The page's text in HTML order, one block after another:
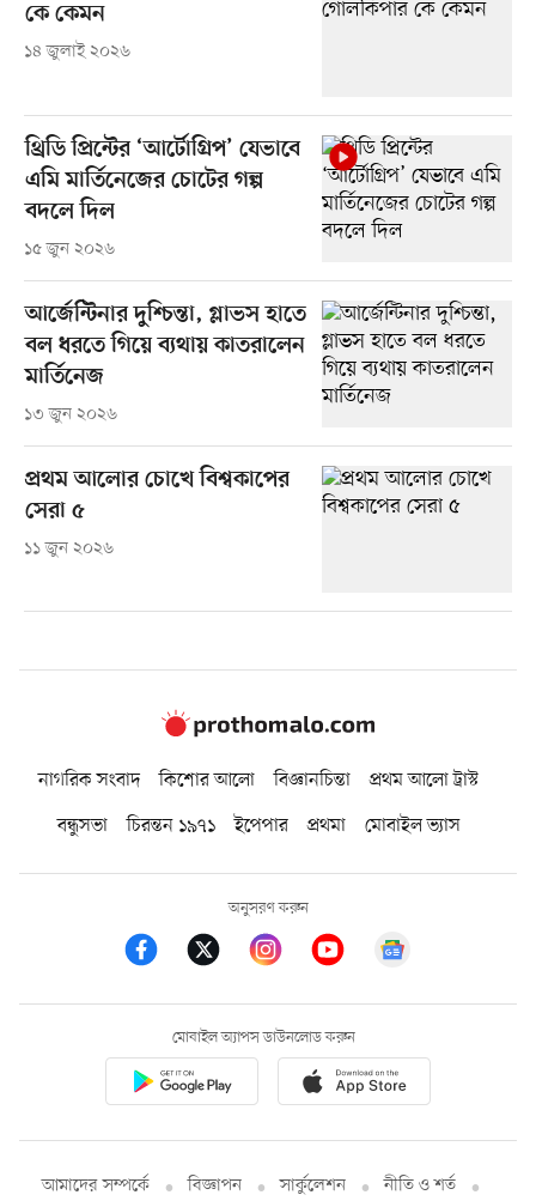
কে কেমন
১৪ জুলাই ২০২৬
থ্রিডি প্রিন্টের ‘আর্টোগ্রিপ’ যেভাবে
এমি মার্তিনেজের চোটের গল্প
বদলে দিল
১৫ জুন ২০২৬
আর্জেন্টিনার দুশ্চিন্তা, গ্লাভস হাতে
বল ধরতে গিয়ে ব্যথায় কাতরালেন
মার্তিনেজ
১৩ জুন ২০২৬
প্রথম আলোর চোখে বিশ্বকাপের
সেরা ৫
১১ জুন ২০২৬
নাগরিক সংবাদ কিশোর আলো বিজ্ঞানচিন্তা
প্রথম আলো ট্রাস্ট
বন্ধুসভা
চিরন্তন ১৯৭১ ইপেপার প্রথমা মোবাইল ভ্যাস
অনুসরণ করুন
মোবাইল অ্যাপস ডাউনলোড করুন
আমাদের সম্পর্কে বিজ্ঞাপন সার্কুলেশন নীতি ও শর্ত